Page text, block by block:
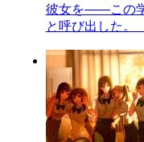
彼女を――この
と呼び出した。